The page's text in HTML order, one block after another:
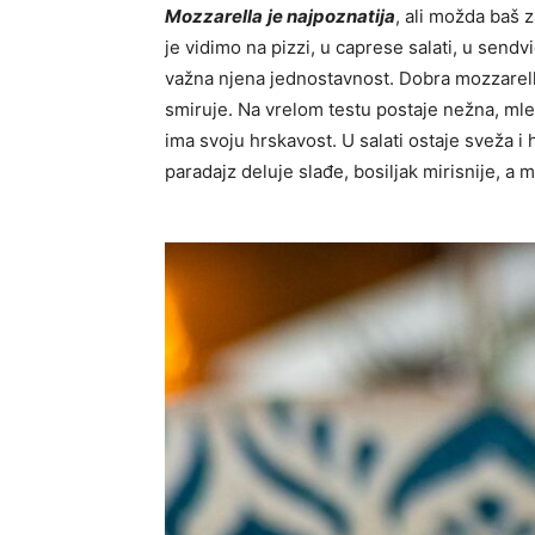
Mozzarella je najpoznatija, ali možda baš
je vidimo na pizzi, u caprese salati, u
važna njena jednostavnost. Dobra
smiruje. Na vrelom testu postaje nežna,
ima svoju hrskavost. U salati ostaje sveža
paradajz deluje slađe, bosiljak mirisnije, a